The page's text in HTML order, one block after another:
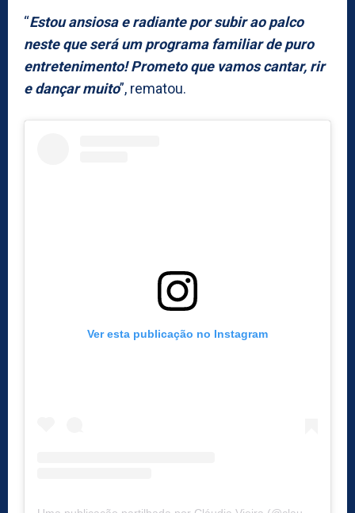
“Estou ansiosa e radiante por subir ao palco
neste que será um programa familiar de puro
entretenimento! Prometo que vamos cantar, rir
e dançar muito”, rematou.
Ver esta publicação no Instagram